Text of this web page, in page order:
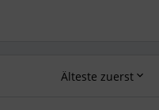
Älteste zuerst